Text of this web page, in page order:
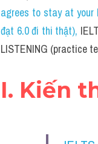
agrees to stay at your
đạt 6.0 đi thi thật),
LISTENING (practice
I. Kiến